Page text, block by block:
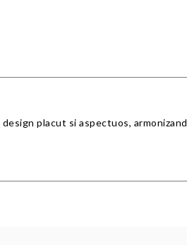
placut si aspectuos, armonizand